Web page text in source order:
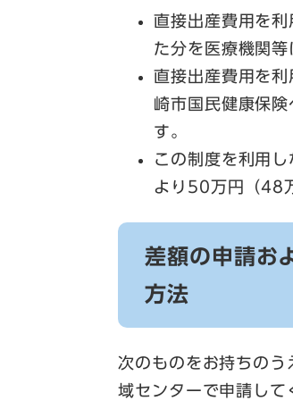
直接出産費用を
た分を医療機関等
直接出産費用を
崎市国民健康保
す。
この制度を利用
より50万円（48
差額の申請お
方法
次のものをお持ちの
域センターで申請して